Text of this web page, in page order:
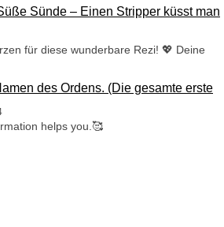
Sünde – Einen Stripper küsst man
für diese wunderbare Rezi! 💖 Deine
des Ordens. (Die gesamte erste
helps you.🥰